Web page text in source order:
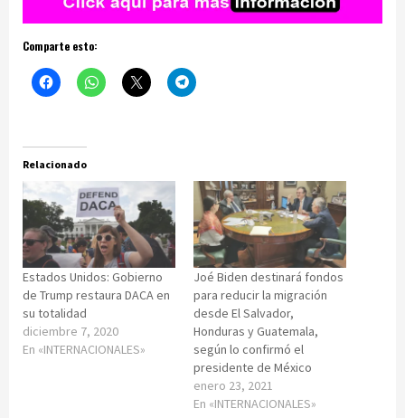
Comparte esto:
Relacionado
Estados Unidos: Gobierno
de Trump restaura DACA en
su totalidad
diciembre 7, 2020
En «INTERNACIONALES»
Joé Biden destinará fondos
para reducir la migración
desde El Salvador,
Honduras y Guatemala,
según lo confirmó el
presidente de México
enero 23, 2021
En «INTERNACIONALES»